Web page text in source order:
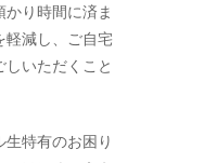
かり時間に済ま
軽減し、ご自宅
いただくこと
特有のお困り